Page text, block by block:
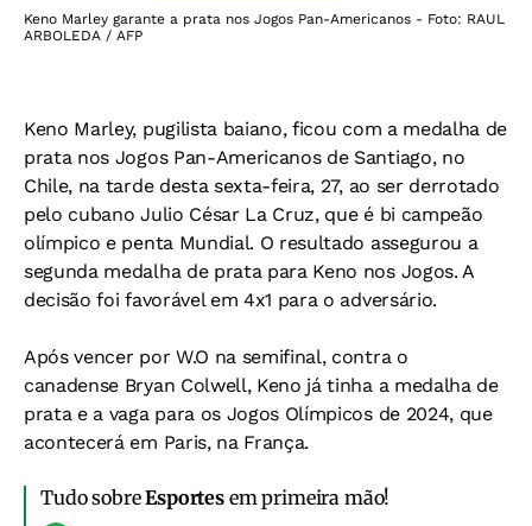
Keno Marley garante a prata nos Jogos Pan-Americanos - Foto: RAUL
ARBOLEDA / AFP
Keno Marley, pugilista baiano, ficou com a medalha de
prata nos Jogos Pan-Americanos de Santiago, no
Chile, na tarde desta sexta-feira, 27, ao ser derrotado
pelo cubano Julio César La Cruz, que é bi campeão
olímpico e penta Mundial. O resultado assegurou a
segunda medalha de prata para Keno nos Jogos. A
decisão foi favorável em 4x1 para o adversário.
Após vencer por W.O na semifinal, contra o
canadense Bryan Colwell, Keno já tinha a medalha de
prata e a vaga para os Jogos Olímpicos de 2024, que
acontecerá em Paris, na França.
Tudo sobreEsportesem primeira mão!